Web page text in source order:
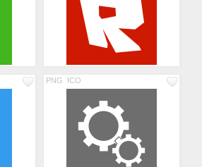
PNG ICO